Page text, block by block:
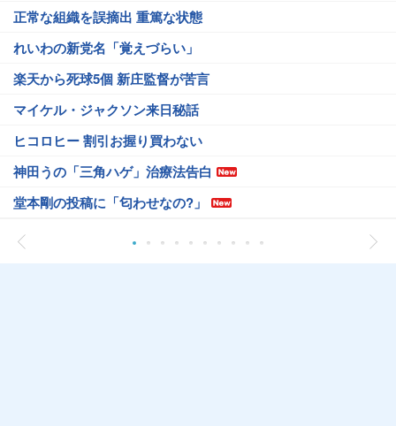
正常な組織を誤摘出 重篤な状態
れいわの新党名「覚えづらい」
楽天から死球5個 新庄監督が苦言
マイケル・ジャクソン来日秘話
ヒコロヒー 割引お握り買わない
神田うの「三角ハゲ」治療法告白
堂本剛の投稿に「匂わせなの?」